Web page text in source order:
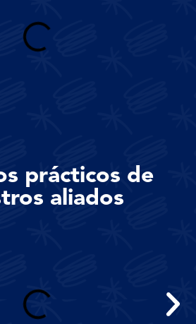
prácticos de
aliados